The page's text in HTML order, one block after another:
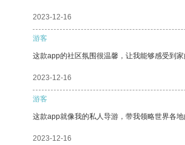
2023-12-16
游客
这款app的社区氛围很温馨，让我能够感受到家
2023-12-16
游客
这款app就像我的私人导游，带我领略世界各地
2023-12-16